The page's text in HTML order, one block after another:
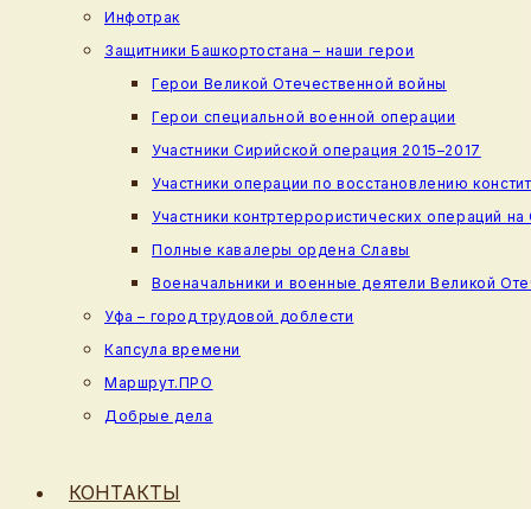
Инфотрак
Защитники Башкортостана – наши герои
Герои Великой Отечественной войны
Герои специальной военной операции
Участники Сирийской операция 2015–2017
Участники операции по восстановлению
Участники контртеррористических операций
Полные кавалеры ордена Славы
Военачальники и военные деятели Великой
Уфа – город трудовой доблести
Капсула времени
Маршрут.ПРО
Добрые дела
КОНТАКТЫ